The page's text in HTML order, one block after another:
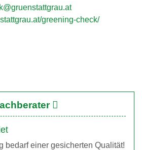
bedarf einer gesicherten Qualität!
greening-check/